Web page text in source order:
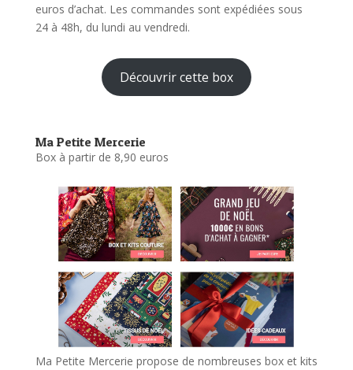
euros d’achat. Les commandes sont expédiées sous
24 à 48h, du lundi au vendredi.
Découvrir cette box
Ma Petite Mercerie
Box à partir de 8,90 euros
Ma Petite Mercerie propose de nombreuses box et kits